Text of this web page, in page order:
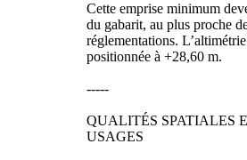
Cette emprise minimum
du gabarit, au plus proche
réglementations.
positionnée à +28,60 m.
-----
QUALITÉS SPATIALES
USAGES